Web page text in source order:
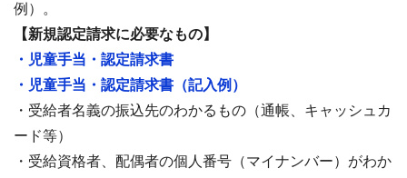
例）。
【新規認定請求に必要なもの】
・児童手当・認定請求書
・児童手当・認定請求書（記入例）
・受給者名義の振込先のわかるもの（通帳、キャッシュカ
ード等）
・受給資格者、配偶者の個人番号（マイナンバー）がわか